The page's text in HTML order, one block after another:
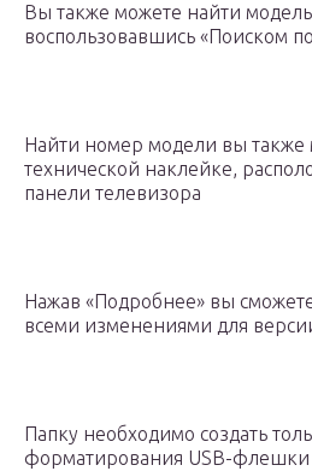
Вы также можете найти модель
воспользовавшись «Поиском
Найти номер модели вы также
технической наклейке,
панели телевизора
Нажав «Подробнее» вы
всеми изменениями для
Папку необходимо создать
форматирования USB-флешки